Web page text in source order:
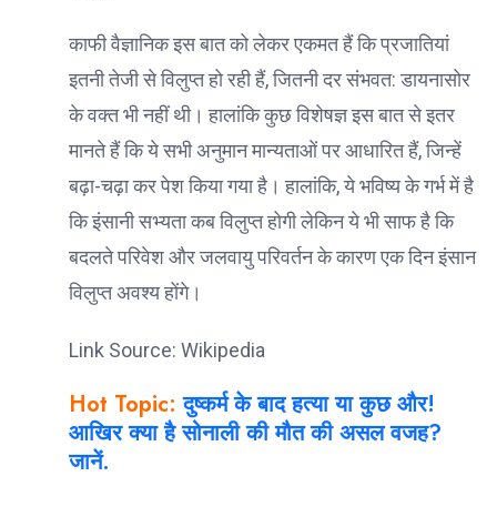
काफी वैज्ञानिक इस बात को लेकर एकमत हैं कि प्रजातियां
इतनी तेजी से विलुप्त हो रही हैं, जितनी दर संभवत: डायनासोर
के वक्त भी नहीं थी। हालांकि कुछ विशेषज्ञ इस बात से इतर
मानते हैं कि ये सभी अनुमान मान्यताओं पर आधारित हैं, जिन्हें
बढ़ा-चढ़ा कर पेश किया गया है। हालांकि, ये भविष्य के गर्भ में है
कि इंसानी सभ्यता कब विलुप्त होगी लेकिन ये भी साफ है कि
बदलते परिवेश और जलवायु परिवर्तन के कारण एक दिन इंसान
विलुप्त अवश्य होंगे।
Link Source: Wikipedia
Hot Topic:दुष्कर्म के बाद हत्या या कुछ और!
आखिर क्या है सोनाली की मौत की असल वजह?
जानें.